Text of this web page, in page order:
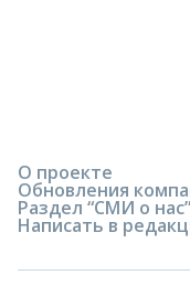
О проекте
Обновления
Раздел “СМИ о нас”
Написать в